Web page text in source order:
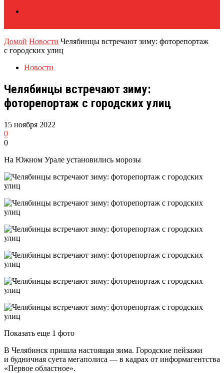
Домой Новости Челябинцы встречают зиму: фоторепортаж
с городских улиц
Новости
Челябинцы встречают зиму:
фоторепортаж с городских улиц
15 ноября 2022
0
0
На Южном Урале установились морозы
Показать еще 1 фото
В Челябинск пришла настоящая зима. Городские пейзажи
и будничная суета мегаполиса — в кадрах от информагентства
«Первое областное».